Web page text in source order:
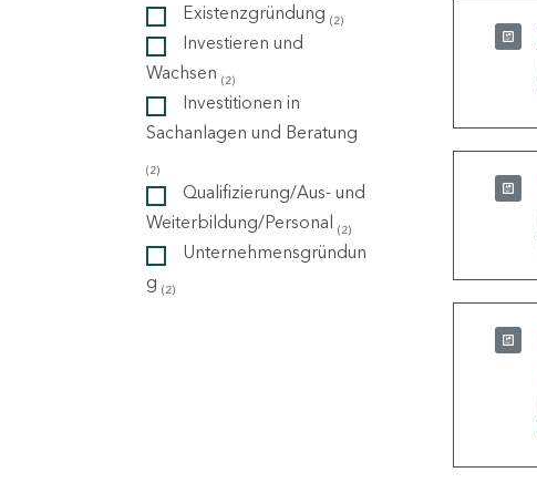
Existenzgründung (2)
Investieren und
Wachsen (2)
Investitionen in
Sachanlagen und Beratung
(2)
Qualifizierung/Aus- und
Weiterbildung/Personal (2)
Unternehmensgründun
g (2)